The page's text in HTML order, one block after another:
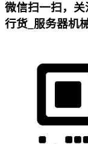
微信扫一扫，
行货_服务器机